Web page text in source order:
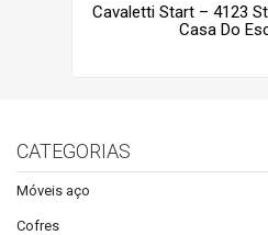
Cavaletti Start – 4123
Casa Do
CATEGORIAS
Móveis aço
Cofres